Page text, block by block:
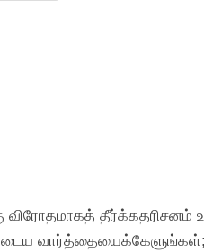
விரோதமாகத் தீர்க்கதரிசனம்